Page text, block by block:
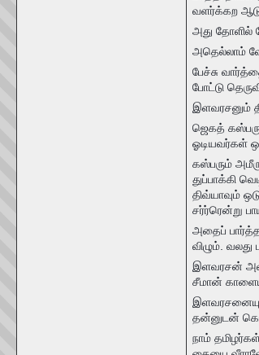
வளர்க்கற
அது தோளில்
அதெல்லாம்
பேச்சு
போட்டு
இளவரசனும்
ஜெகத்
ஓடியவர்கள்
கஸ்பரும்
துப்பாக்கி
திவ்யாவும்
சர்ர்ரென்று
அதைப்
விழும்.
இளவரசன் அவன்
சீமான்
தன்னுடன்
நாம்